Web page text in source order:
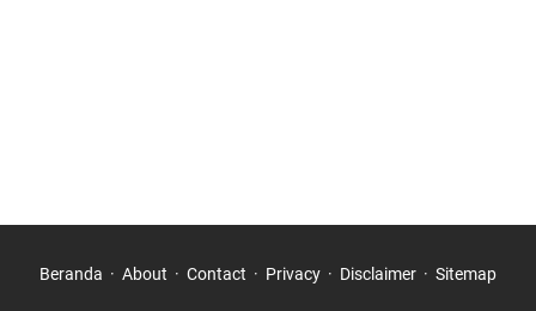
Beranda About Contact Privacy Disclaimer Sitemap